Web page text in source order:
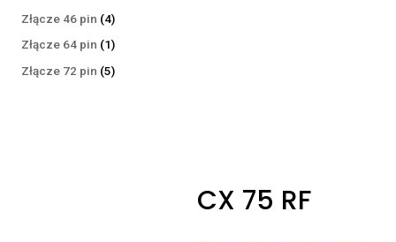
produkty
Złącze 46 pin 44
produkty
Złącze 64 pin 11
produkt
Złącze 72 pin 55
CX 75 RF